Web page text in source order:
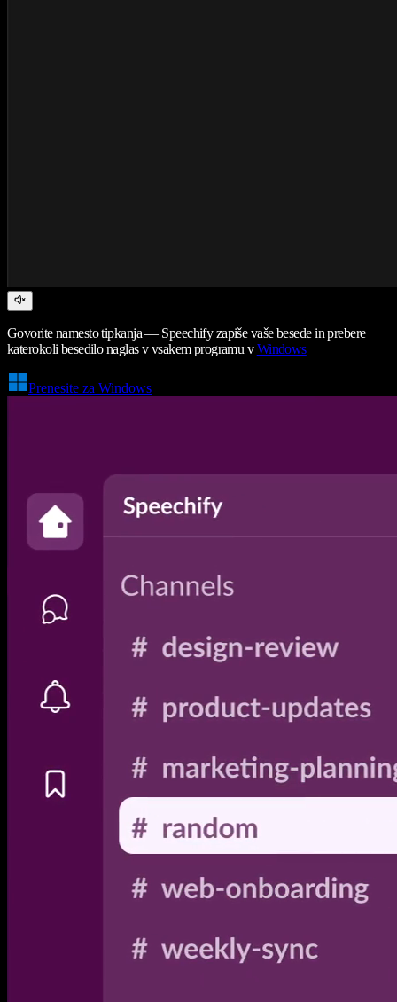
Govorite namesto tipkanja — Speechify zapiše vaše besede in prebere
katerokoli besedilo naglas v vsakem programu vWindows
Prenesite za Windows